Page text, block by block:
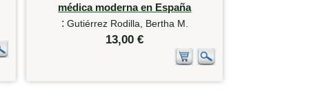
médica moderna en España
: Gutiérrez Rodilla, Bertha M.
13,00 €